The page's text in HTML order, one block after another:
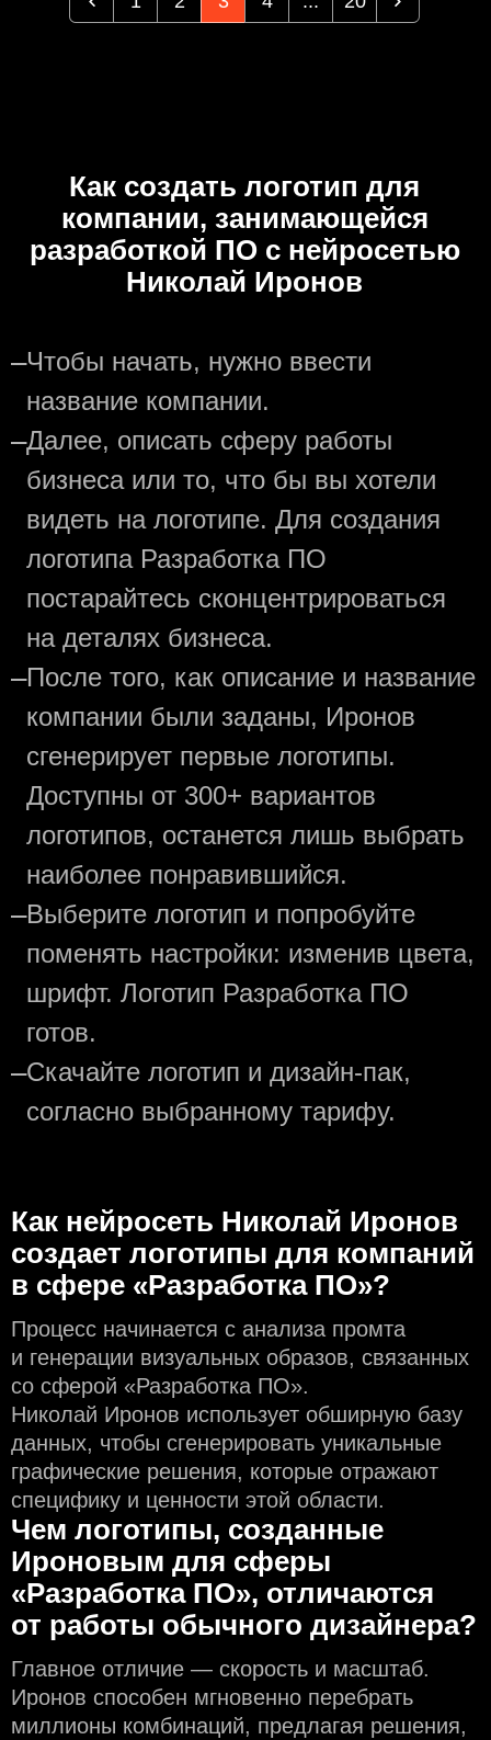
Как создать логотип для
компании, занимающейся
разработкой ПО с нейросетью
Николай Иронов
—Чтобы начать, нужно ввести
название компании.
—Далее, описать сферу работы
бизнеса или то, что бы вы хотели
видеть на логотипе. Для создания
логотипа Разработка ПО
постарайтесь сконцентрироваться
на деталях бизнеса.
—После того, как описание и название
компании были заданы, Иронов
сгенерирует первые логотипы.
Доступны от 300+ вариантов
логотипов, останется лишь выбрать
наиболее понравившийся.
—Выберите логотип и попробуйте
поменять настройки: изменив цвета,
шрифт. Логотип Разработка ПО
готов.
—Скачайте логотип и дизайн-пак,
согласно выбранному тарифу.
Как нейросеть Николай Иронов
создаeт логотипы для компаний
в сфере «Разработка ПО»?
Процесс начинается с анализа промта
и генерации визуальных образов, связанных
со сферой «Разработка ПО».
Николай Иронов использует обширную базу
данных, чтобы сгенерировать уникальные
графические решения, которые отражают
специфику и ценности этой области.
Чем логотипы, созданные
Ироновым для сферы
«Разработка ПО», отличаются
от работы обычного дизайнера?
Главное отличие — скорость и масштаб.
Иронов способен мгновенно перебрать
миллионы комбинаций, предлагая решения,